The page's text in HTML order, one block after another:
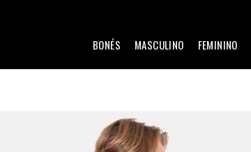
BONÉS MASCULINO FEMININO